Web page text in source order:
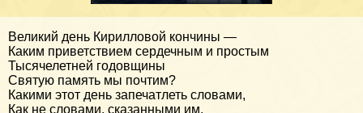
Великий день Кирилловой кончины —
Каким приветствием сердечным и простым
Тысячелетней годовщины
Святую память мы почтим?
Какими этот день запечатлеть словами,
Как не словами, сказанными им,